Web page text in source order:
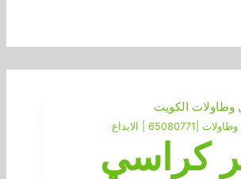
| الابداع
كراسي